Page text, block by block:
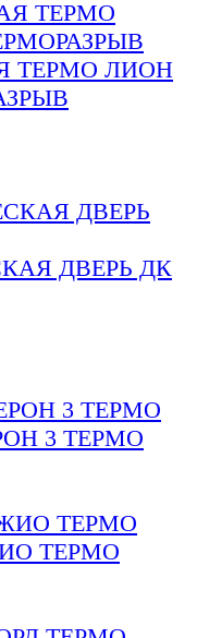
ТЕРМО ЛИОН
ДВЕРЬ ДК
3 ТЕРМО
ТЕРМО